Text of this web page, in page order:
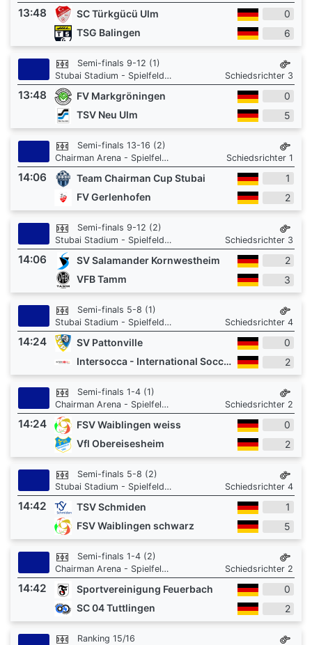
13:48 SC Türkgücü Ulm
0
TSG Balingen
6
Semi-finals 9-12 (1)
Stubai Stadium - Spielfeld 3
Schiedsrichter 3
13:48 FV Markgröningen
0
TSV Neu Ulm
5
Semi-finals 13-16 (2)
Chairman Arena - Spielfeld 1
Schiedsrichter 1
14:06 Team Chairman Cup Stubai
1
FV Gerlenhofen
2
Semi-finals 9-12 (2)
Stubai Stadium - Spielfeld 3
Schiedsrichter 3
14:06 SV Salamander Kornwestheim
2
VFB Tamm
3
Semi-finals 5-8 (1)
Stubai Stadium - Spielfeld 3
Schiedsrichter 4
14:24 SV Pattonville
0
Intersocca - International Soccer Academy
2
Semi-finals 1-4 (1)
Chairman Arena - Spielfeld 1
Schiedsrichter 2
14:24 FSV Waiblingen weiss
0
Vfl Obereisesheim
2
Semi-finals 5-8 (2)
Stubai Stadium - Spielfeld 3
Schiedsrichter 4
14:42 TSV Schmiden
1
FSV Waiblingen schwarz
5
Semi-finals 1-4 (2)
Chairman Arena - Spielfeld 1
Schiedsrichter 2
14:42 Sportvereinigung Feuerbach
0
SC 04 Tuttlingen
2
Ranking 15/16